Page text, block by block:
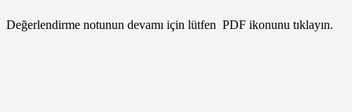
Değerlendirme notunun devamı için lütfen PDF ikonunu tıklayın.